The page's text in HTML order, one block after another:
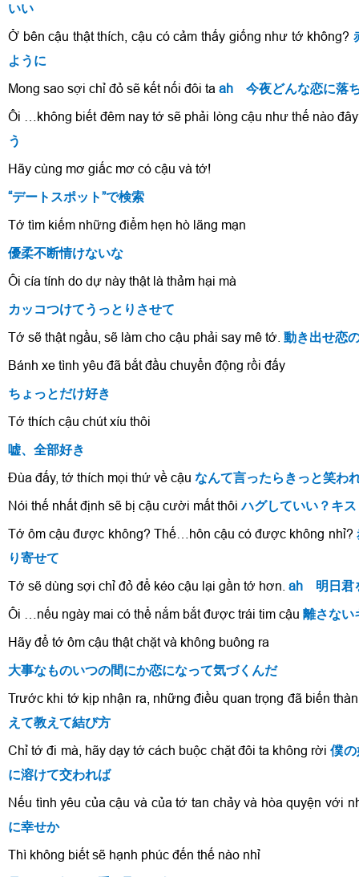
いい
Ở bên cậu thật thích, cậu có cảm thấy giống như tớ không?
ように
Mong sao sợi chỉ đỏ sẽ kết nối đôi ta ah 今夜どんな恋に落
Ôi …không biết đêm nay tớ sẽ phải lòng cậu như thế nào
う
Hãy cùng mơ giấc mơ có cậu và tớ!
“デートスポット”で検索
Tớ tìm kiếm những điểm hẹn hò lãng mạn
優柔不断情けないな
Ôi cía tính do dự này thật là thảm hại mà
カッコつけてうっとりさせて
Tớ sẽ thật ngầu, sẽ làm cho cậu phải say mê tớ. 動き出せ恋
Bánh xe tình yêu đã bắt đầu chuyển động rồi đấy
ちょっとだけ好き
Tớ thích cậu chút xíu thôi
嘘、全部好き
Đùa đấy, tớ thích mọi thứ về cậu なんて言ったらきっと笑わ
Nói thế nhất định sẽ bị cậu cười mất thôi ハグしていい？キ
Tớ ôm cậu được không? Thế…hôn cậu có được không nhỉ?
り寄せて
Tớ sẽ dùng sợi chỉ đỏ để kéo cậu lại gần tớ hơn. ah 明日君
Ôi …nếu ngày mai có thể nắm bắt được trái tim cậu 離さない
Hãy để tớ ôm cậu thật chặt và không buông ra
大事なものいつの間にか恋になって気づくんだ
Trước khi tớ kịp nhận ra, những điều quan trọng đã biến
えて教えて結び方
Chỉ tớ đi mà, hãy dạy tớ cách buộc chặt đôi ta không rời 僕
に溶けて交われば
Nếu tình yêu của cậu và của tớ tan chảy và hòa quyện với
に幸せか
Thì không biết sẽ hạnh phúc đến thế nào nhỉ